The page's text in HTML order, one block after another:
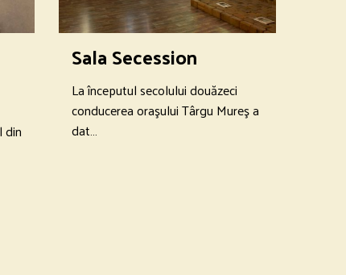
din
Sala Secession
La începutul secolului douăzeci
conducerea oraşului Târgu Mureş a
dat…